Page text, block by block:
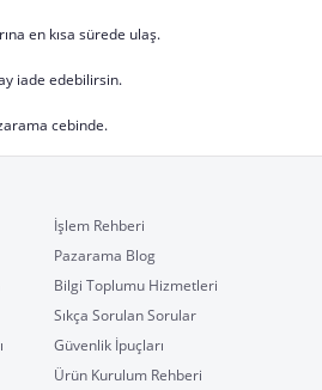
en kısa sürede ulaş.
iade edebilirsin.
cebinde.
İşlem Rehberi
Pazarama Blog
Bilgi Toplumu Hizmetleri
Sıkça Sorulan Sorular
Güvenlik İpuçları
Ürün Kurulum Rehberi